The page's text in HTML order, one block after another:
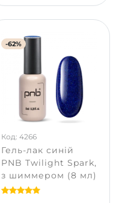
-62%
Код: 4266
Гель-лак синій
PNB Twilight Spark,
з шиммером (8 мл)